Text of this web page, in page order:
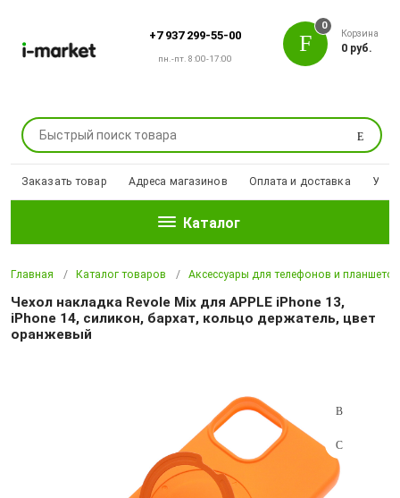
+7 937 299-55-00
пн.-пт. 8:00-17:00
Поиск
0
Корзина
0 руб.
Заказать товар Адреса магазинов Оплата и доставка
Каталог
Главная Каталог товаров Аксессуары для телефонов и планшетов
Чехол накладка Revole Mix для APPLE iPhone 13,
iPhone 14, силикон, бархат, кольцо держатель, цвет
оранжевый